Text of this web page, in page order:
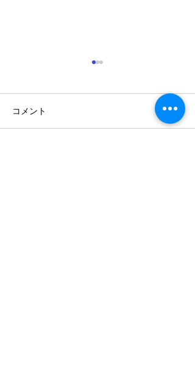
コメント